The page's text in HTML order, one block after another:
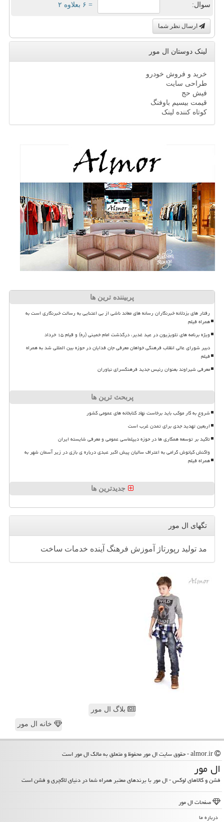
سوال: = ۶ بعلاوه ۲
ارسال نظر شما
لینک دوستان ال مور
خرید و فروش خودرو
طراحی سایت
فیش حج
قیمت بیسیم باوفنگ
کوتاه کننده لینک
پربیننده ترین ها
رفتار های بزدلانه خبرنگاران رسانه های معاند ناشی از بی اعتنایی به رسالت خبرنگاری است به
همراه فیلم
ویژه برنامه های تلویزیون در عید غدیر، درگذشت امام خمینی (ره) و قیام ۱۵ خرداد
دبیر شورای عالی انقلاب فرهنگی خواهان معرفی جان فدایان در حوزه بین المللی شد به همراه
فیلم
معرفی شیراوند بعنوان رئیس جدید فرهنگسرای نیاوران
پربحث ترین ها
شروع به کار موکب باید برخاست نهاد کتابخانه های عمومی کشور
اربعین تهدید جدی برای تمدن غرب است
تاکید بر توسعه همکاری ها در حوزه دیپلماسی عمومی و معرفی شایسته ایران
واکنش کیانوش گرامی به اعتراف سالیان پیش اکبر عبدی درباره ی بازی در زیر آسمان شهر به
همراه فیلم
جدیدترین ها
تگهای ال مور
مد تولید رپورتاژ آموزش فرهنگ آینده خدمات ساخت
بلاگ ال مور
خانه ال مور
ال مور
فشن و کالاهای لوکس - ال مور با برندهای معتبر همراه شما در دنیای لاکچری و فشن است
صفحات ال مور
درباره ما